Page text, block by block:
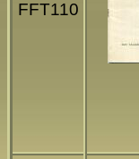
FFT110